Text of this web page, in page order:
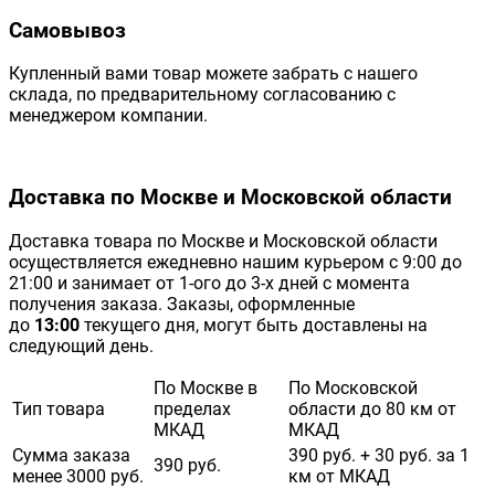
Самовывоз
Купленный вами товар можете забрать с нашего
склада, по предварительному согласованию с
менеджером компании.
Доставка по Москве и Московской области
Доставка товара по Москве и Московской области
осуществляется ежедневно нашим курьером с 9:00 до
21:00 и занимает от 1-ого до 3-х дней с момента
получения заказа. Заказы, оформленные
до 13:00 текущего дня, могут быть доставлены на
следующий день.
Тип товара
По Москве в
пределах
МКАД
По Московской
области до 80 км от
МКАД
Сумма заказа
менее 3000 руб.
390 руб.
390 руб. + 30 руб. за 1
км от МКАД